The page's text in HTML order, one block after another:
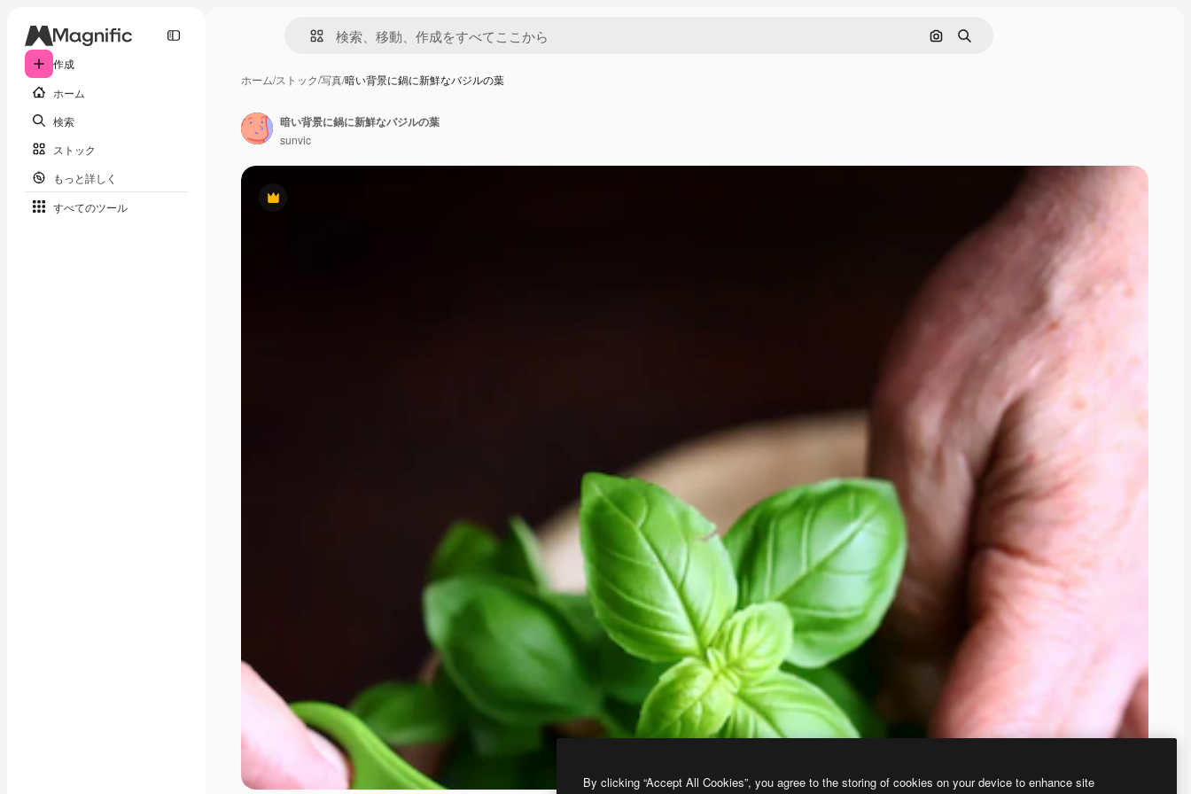
作成
ホーム
検索
ストック
もっと詳しく
すべてのツール
画像で検索
検索
ホーム/ストック/写真/暗い背景に鍋に新鮮なバジルの葉
Premium
暗い背景に鍋に新鮮なバジルの葉
sunvic
By clicking “Accept All Cookies”, you agree to the storing of cookies on your device to enhance site